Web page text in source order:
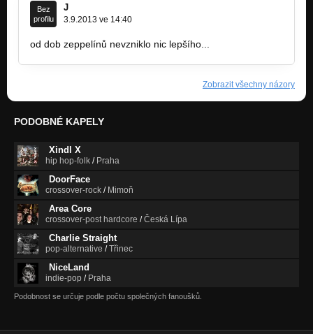
Bez
profilu
J
3.9.2013 ve 14:40
od dob zeppelínů nevzniklo nic lepšího...
Zobrazit všechny názory
PODOBNÉ KAPELY
Xindl X
hip hop-folk / Praha
DoorFace
crossover-rock / Mimoň
Area Core
crossover-post hardcore /Česká Lípa
Charlie Straight
pop-alternative /Třinec
NiceLand
indie-pop / Praha
Podobnost se určuje podle počtu společných fanoušků.